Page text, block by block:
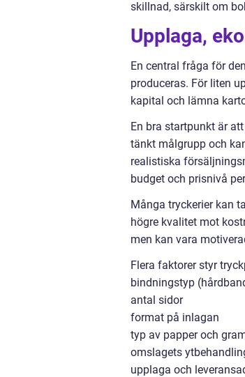
skillnad, särskilt om
Upplaga,
En central fråga för
produceras. För liten
kapital och lämna
En bra startpunkt är
tänkt målgrupp och
realistiska
budget och prisnivå
Många tryckerier kan
högre kvalitet mot
men kan vara
Flera faktorer styr
bindningstyp
antal sidor
format på inlagan
typ av papper och
omslagets
upplaga och